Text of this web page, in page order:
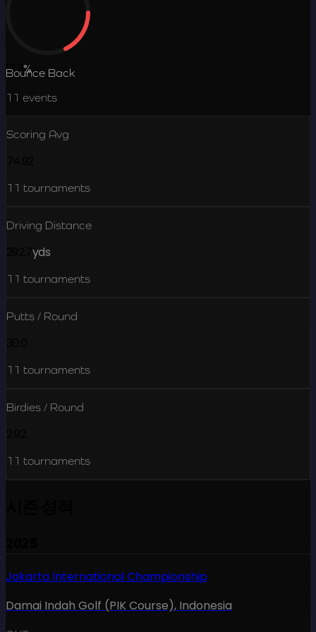
17.7%
Bounce Back
11 events
Scoring Avg
11 tournaments
Driving Distance
yds
11 tournaments
Putts / Round
11 tournaments
Birdies / Round
11 tournaments
Jakarta International Championship
Damai Indah Golf (PIK Course), Indonesia